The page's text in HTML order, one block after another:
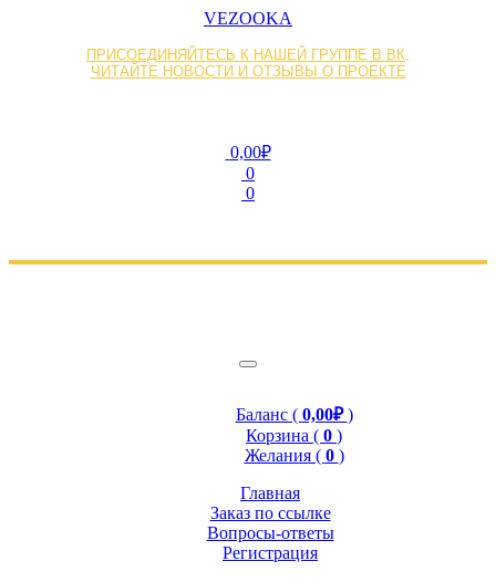
VEZOOKA
ПРИСОЕДИНЯЙТЕСЬ К НАШЕЙ ГРУППЕ В ВК,
ЧИТАЙТЕ НОВОСТИ И ОТЗЫВЫ О ПРОЕКТЕ
0,00₽
0
0
Баланс ( 0,00₽)
Корзина ( 0 )
Желания ( 0 )
Главная
Заказ по ссылке
Вопросы-ответы
Регистрация